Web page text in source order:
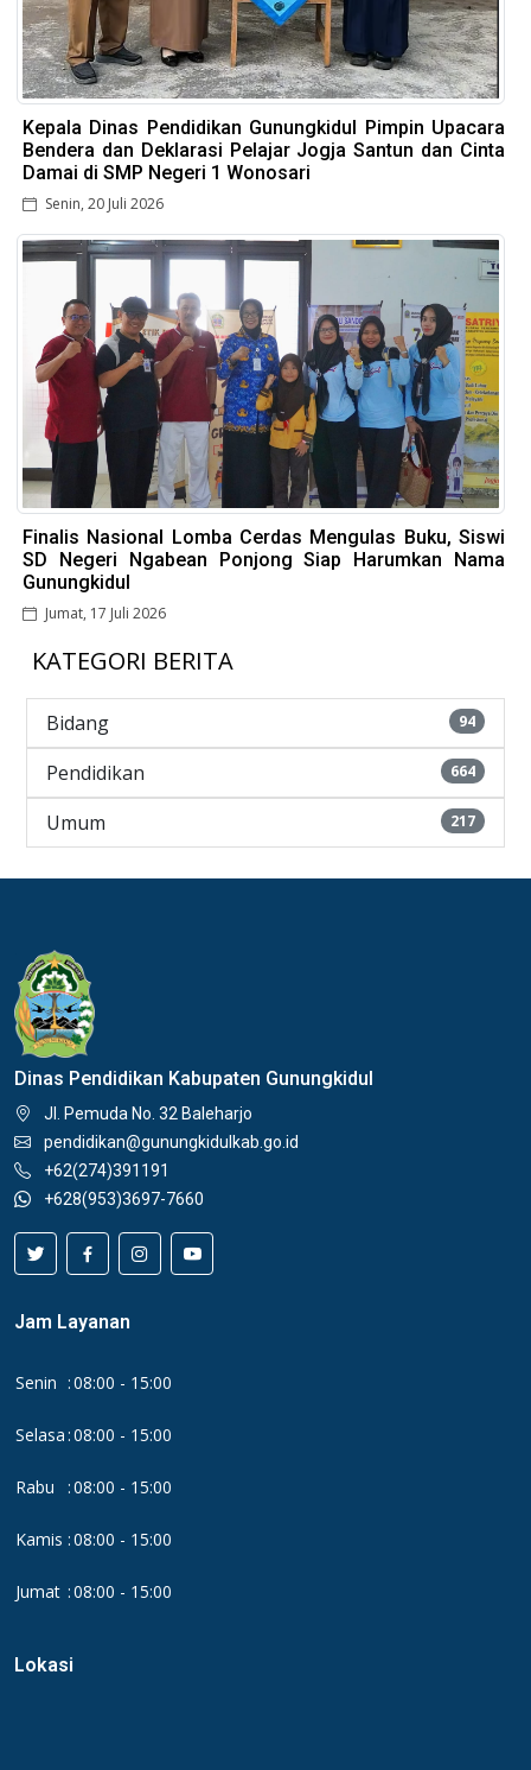
Kepala Dinas Pendidikan Gunungkidul Pimpin Upacara
Bendera dan Deklarasi Pelajar Jogja Santun dan Cinta
Damai di SMP Negeri 1 Wonosari
Senin, 20 Juli 2026
Finalis Nasional Lomba Cerdas Mengulas Buku, Siswi
SD Negeri Ngabean Ponjong Siap Harumkan Nama
Gunungkidul
Jumat, 17 Juli 2026
KATEGORI BERITA
Bidang 94
Pendidikan 664
Umum 217
Dinas Pendidikan Kabupaten Gunungkidul
Jl. Pemuda No. 32 Baleharjo
pendidikan@gunungkidulkab.go.id
+62(274)391191
+628(953)3697-7660
Jam Layanan
Senin :08:00 - 15:00
Selasa:08:00 - 15:00
Rabu :08:00 - 15:00
Kamis :08:00 - 15:00
Jumat :08:00 - 15:00
Lokasi